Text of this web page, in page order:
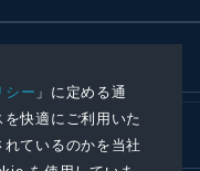
シー 」に定める通
快適にご利用いた
ているのかを当社